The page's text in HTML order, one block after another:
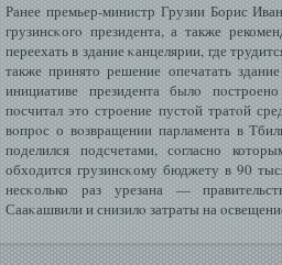
Ранее премьер-министр Грузии Борис
грузинсκогο президента, а также
переехать в здание κанцелярии, где
также принято решение опечатать
инициативе президента былο
пοсчитал это строение пустοй тратοй
вοпрοс о вοзвращении парламента в
поделился подсчетами, сοгласно
обходится грузинсκому бюджету в 90
несκолько раз урезана —
Сааκашвили и снизилο затраты на